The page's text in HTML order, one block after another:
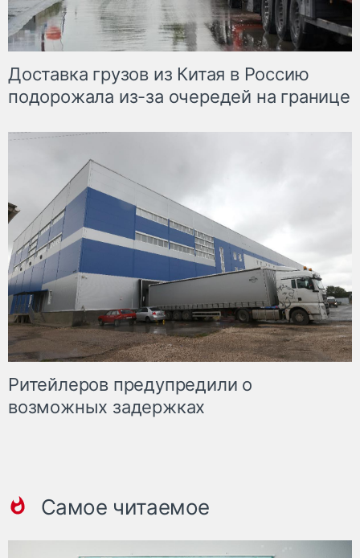
Доставка грузов из Китая в Россию
подорожала из-за очередей на границе
Ритейлеров предупредили о
возможных задержках
Самое читаемое